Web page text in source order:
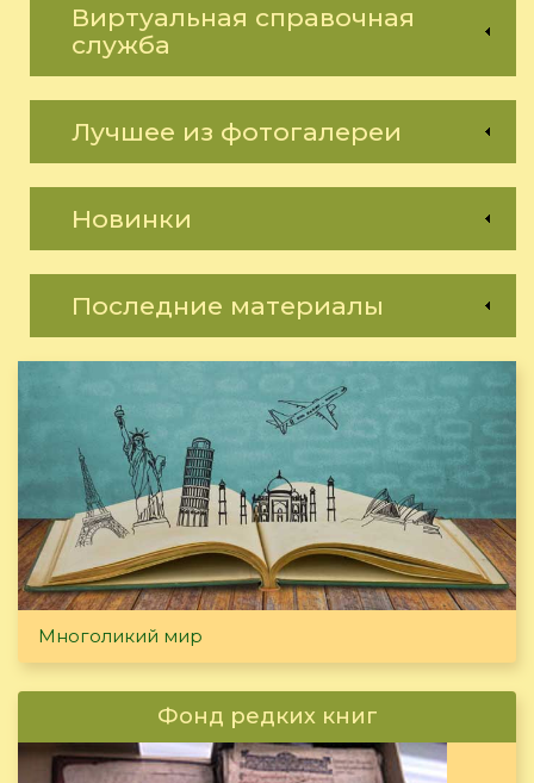
Виртуальная справочная
служба
Лучшее из фотогалереи
Новинки
Последние материалы
Многоликий мир
Фонд редких книг